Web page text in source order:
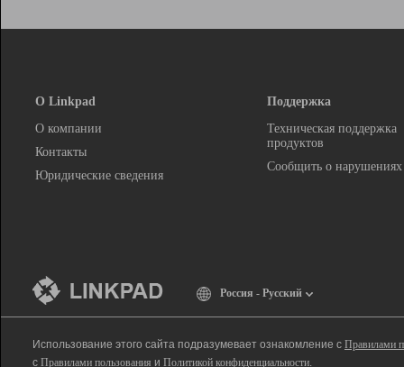
О Linkpad
О компании
Контакты
Юридические сведения
Поддержка
Техническая поддержка
продуктов
Сообщить о нарушениях
Россия - Русский
Использование этого сайта подразумевает ознакомление с Правилами
с Правилами пользования и Политикой конфиденциальности.